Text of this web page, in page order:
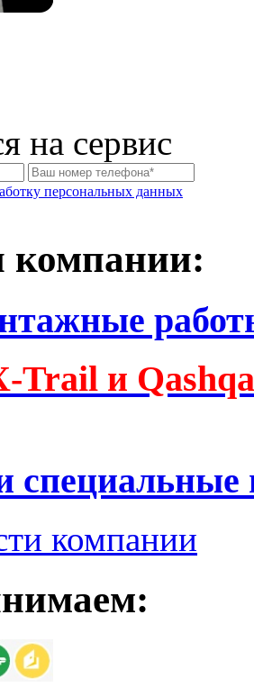
на сервис
персональных данных
компании:
Trail и
специальные
компании